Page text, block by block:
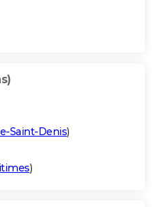
Saint-Denis)
)